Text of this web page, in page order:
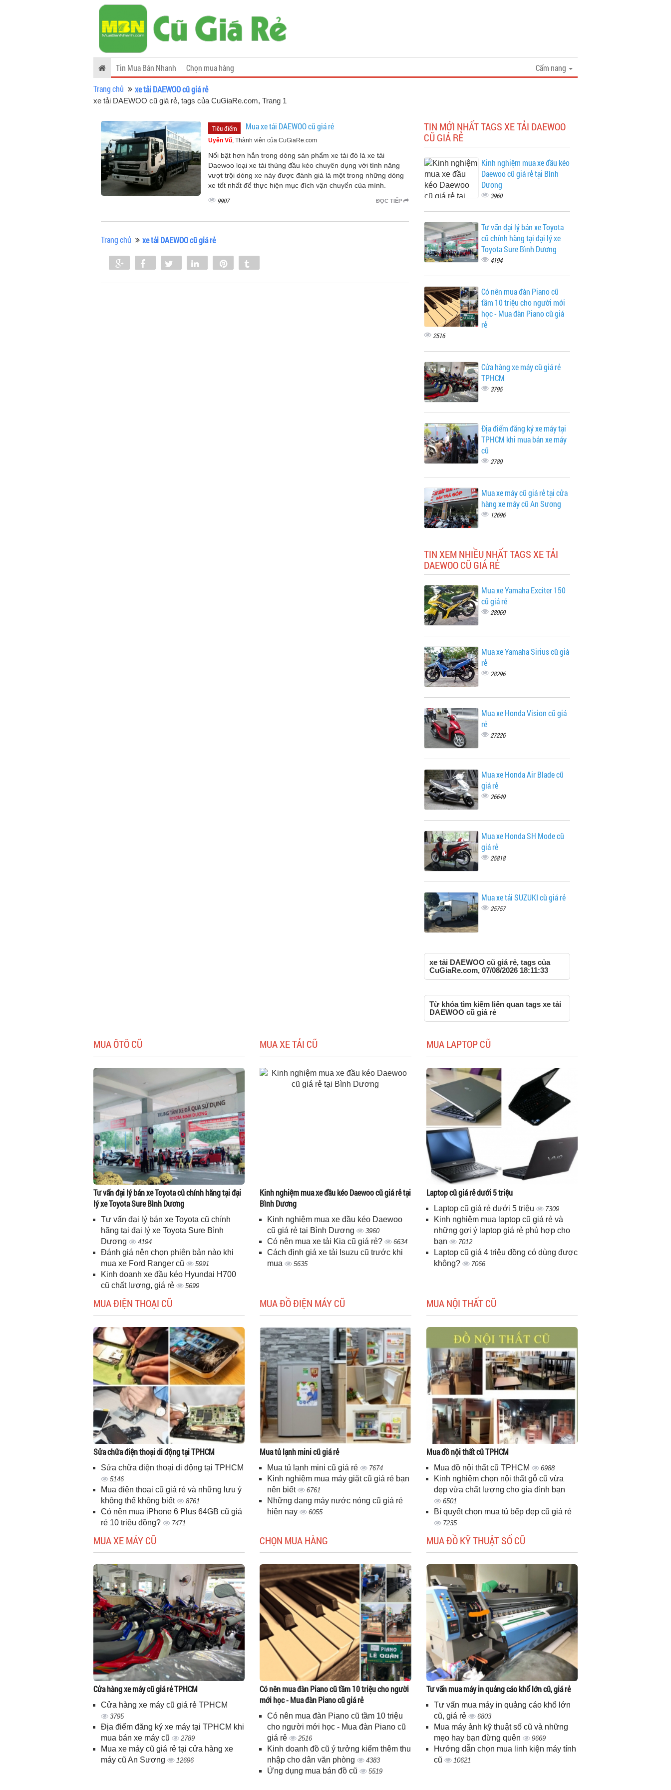
Cẩm nang
Tin Mua Bán Nhanh
Chọn mua hàng
Trang chủ
xe tải DAEWOO cũ giá rẻ
xe tải DAEWOO cũ giá rẻ, tags của CuGiaRe.com, Trang 1
Tiêu điểm Mua xe tải DAEWOO cũ giá rẻ
Uyên Vũ, Thành viên của CuGiaRe.com
Nổi bật hơn hẳn trong dòng sản phẩm xe tải đó là xe tải
Daewoo loại xe tải thùng đầu kéo chuyên dụng với tính năng
vượt trội dòng xe này được đánh giá là một trong những dòng
xe tốt nhất để thực hiện mục đích vận chuyển của mình.
ĐỌC TIẾP
9907
Trang chủ xe tải DAEWOO cũ giá rẻ
Share Share Tweet Share
TIN MỚI NHẤT TAGS XE TẢI DAEWOO
CŨ GIÁ RẺ
Kinh nghiệm mua xe đầu kéo
Daewoo cũ giá rẻ tại Bình
Dương
3960
Tư vấn đại lý bán xe Toyota
cũ chính hãng tại đại lý xe
Toyota Sure Bình Dương
4194
Có nên mua đàn Piano cũ
tầm 10 triệu cho người mới
học - Mua đàn Piano cũ giá
rẻ
2516
Cửa hàng xe máy cũ giá rẻ
TPHCM
3795
Địa điểm đăng ký xe máy tại
TPHCM khi mua bán xe máy
cũ
2789
Mua xe máy cũ giá rẻ tại cửa
hàng xe máy cũ An Sương
12696
TIN XEM NHIỀU NHẤT TAGS XE TẢI
DAEWOO CŨ GIÁ RẺ
Mua xe Yamaha Exciter 150
cũ giá rẻ
28969
Mua xe Yamaha Sirius cũ giá
rẻ
28296
Mua xe Honda Vision cũ giá
rẻ
27226
Mua xe Honda Air Blade cũ
giá rẻ
26649
Mua xe Honda SH Mode cũ
giá rẻ
25818
Mua xe tải SUZUKI cũ giá rẻ
25757
xe tải DAEWOO cũ giá rẻ, tags của
CuGiaRe.com, 07/08/2026 18:11:33
Từ khóa tìm kiếm liên quan tags xe tải
DAEWOO cũ giá rẻ
MUA ÔTÔ CŨ
Tư vấn đại lý bán xe Toyota cũ chính hãng tại đại
lý xe Toyota Sure Bình Dương
Tư vấn đại lý bán xe Toyota cũ chính
hãng tại đại lý xe Toyota Sure Bình
Dương
4194
Đánh giá nên chọn phiên bản nào khi
mua xe Ford Ranger cũ
5991
Kinh doanh xe đầu kéo Hyundai H700
cũ chất lượng, giá rẻ
5699
MUA XE TẢI CŨ
Kinh nghiệm mua xe đầu kéo Daewoo cũ giá rẻ tại
Bình Dương
Kinh nghiệm mua xe đầu kéo Daewoo
cũ giá rẻ tại Bình Dương
3960
Có nên mua xe tải Kia cũ giá rẻ? 6634
Cách định giá xe tải Isuzu cũ trước khi
mua
5635
MUA LAPTOP CŨ
Laptop cũ giá rẻ dưới 5 triệu
Laptop cũ giá rẻ dưới 5 triệu 7309
Kinh nghiệm mua laptop cũ giá rẻ và
những gợi ý laptop giá rẻ phù hợp cho
bạn
7012
Laptop cũ giá 4 triệu đồng có dùng được
không?
7066
MUA ĐIỆN THOẠI CŨ
Sửa chữa điện thoại di động tại TPHCM
Sửa chữa điện thoại di động tại TPHCM
5146
Mua điện thoại cũ giá rẻ và những lưu ý
không thể không biết
8761
Có nên mua iPhone 6 Plus 64GB cũ giá
rẻ 10 triệu đồng?
7471
MUA ĐỒ ĐIỆN MÁY CŨ
Mua tủ lạnh mini cũ giá rẻ
Mua tủ lạnh mini cũ giá rẻ 7674
Kinh nghiệm mua máy giặt cũ giá rẻ bạn
nên biết
6761
Những dạng máy nước nóng cũ giá rẻ
hiện nay
6055
MUA NỘI THẤT CŨ
Mua đồ nội thất cũ TPHCM
Mua đồ nội thất cũ TPHCM 6988
Kinh nghiệm chọn nội thất gỗ cũ vừa
đẹp vừa chất lượng cho gia đình bạn
6501
Bí quyết chọn mua tủ bếp đẹp cũ giá rẻ
7235
MUA XE MÁY CŨ
Cửa hàng xe máy cũ giá rẻ TPHCM
Cửa hàng xe máy cũ giá rẻ TPHCM
3795
Địa điểm đăng ký xe máy tại TPHCM khi
mua bán xe máy cũ
2789
Mua xe máy cũ giá rẻ tại cửa hàng xe
máy cũ An Sương
12696
CHỌN MUA HÀNG
Có nên mua đàn Piano cũ tầm 10 triệu cho người
mới học - Mua đàn Piano cũ giá rẻ
Có nên mua đàn Piano cũ tầm 10 triệu
cho người mới học - Mua đàn Piano cũ
giá rẻ
2516
Kinh doanh đồ cũ ý tưởng kiểm thêm thu
nhập cho dân văn phòng
4383
Ứng dụng mua bán đồ cũ 5519
MUA ĐỒ KỸ THUẬT SỐ CŨ
Tư vấn mua máy in quảng cáo khổ lớn cũ, giá rẻ
Tư vấn mua máy in quảng cáo khổ lớn
cũ, giá rẻ
6803
Mua máy ảnh kỹ thuật số cũ và những
mẹo hay bạn đừng quên
9669
Hướng dẫn chọn mua linh kiện máy tính
cũ
10621